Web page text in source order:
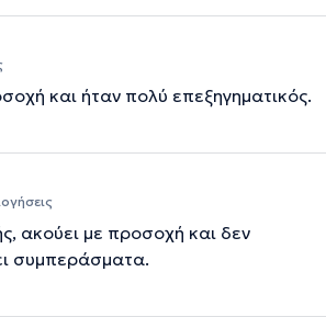
και ήταν πολύ επεξηγηματικός.
ακούει με προσοχή και δεν
συμπεράσματα.